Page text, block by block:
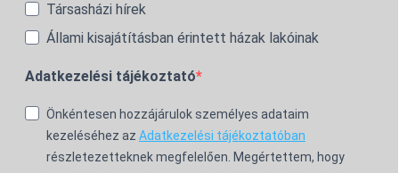
Társasházi hírek
Állami kisajátításban érintett házak lakóinak
Adatkezelési tájékoztató
Önkéntesen hozzájárulok személyes adataim
kezeléséhez az Adatkezelési tájékoztatóban
részletezetteknek megfelelően. Megértettem, hogy